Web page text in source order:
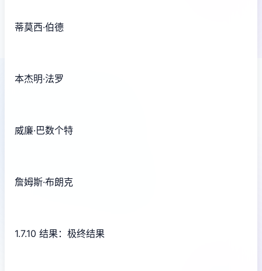
蒂莫西·伯德
本杰明·法罗
威廉·巴数个特
詹姆斯·布朗克
1.7.10 结果：极终结果